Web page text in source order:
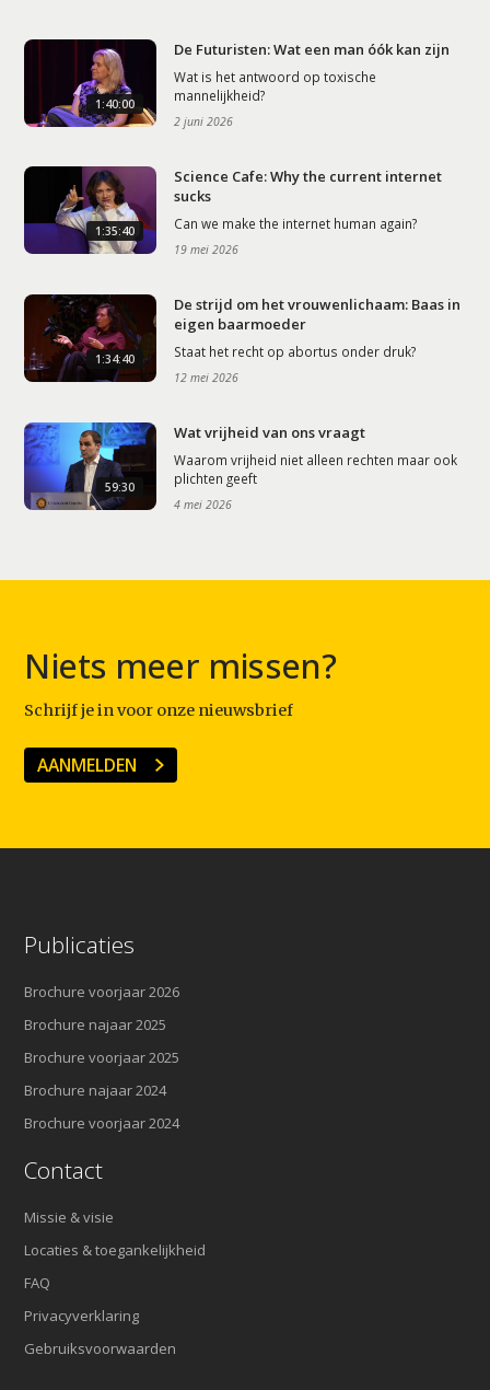
1:40:00
De Futuristen: Wat een man óók kan zijn
Wat is het antwoord op toxische
mannelijkheid?
2 juni 2026
1:35:40
Science Cafe: Why the current internet
sucks
Can we make the internet human again?
19 mei 2026
1:34:40
De strijd om het vrouwenlichaam: Baas in
eigen baarmoeder
Staat het recht op abortus onder druk?
12 mei 2026
59:30
Wat vrijheid van ons vraagt
Waarom vrijheid niet alleen rechten maar ook
plichten geeft
4 mei 2026
Niets meer missen?
Schrijf je in voor onze nieuwsbrief
AANMELDEN
Publicaties
Brochure voorjaar 2026
Brochure najaar 2025
Brochure voorjaar 2025
Brochure najaar 2024
Brochure voorjaar 2024
Contact
Missie & visie
Locaties & toegankelijkheid
FAQ
Privacyverklaring
Gebruiksvoorwaarden